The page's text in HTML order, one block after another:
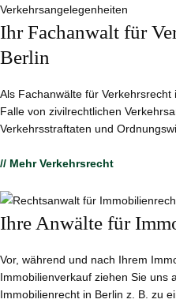
Ihr Fachanwalt für
Berlin
Als Fachanwälte für
Falle von zivilrechtlichen
Verkehrsstraftaten und
// Mehr Verkehrsrecht
Ihre Anwälte für
Vor, während und nach Ihrem
Immobilienverkauf ziehen Sie uns
Immobilienrecht in Berlin z. B. zu